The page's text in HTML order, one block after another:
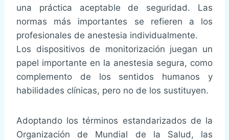
una práctica aceptable de seguridad. Las
normas más importantes se refieren a los
profesionales de anestesia individualmente.
Los dispositivos de monitorización juegan un
papel importante en la anestesia segura, como
complemento de los sentidos humanos y
habilidades clínicas, pero no de los sustituyen.
Adoptando los términos estandarizados de la
Organización de Mundial de la Salud, las